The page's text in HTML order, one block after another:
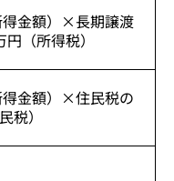
金額）×長期譲渡
（所得税）
金額）×住民税の
税）